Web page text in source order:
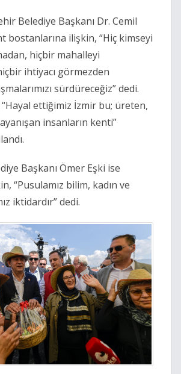
Belediye Başkanı Dr. Cemil
bostanlarına ilişkin, “Hiç kimseyi
hiçbir mahalleyi
ihtiyacı görmezden
sürdüreceğiz” dedi.
“Hayal ettiğimiz İzmir bu; üreten,
insanların kenti”
Başkanı Ömer Eşki ise
“Pusulamız bilim, kadın ve
iktidardır” dedi.